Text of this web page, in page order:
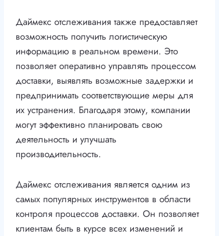
Даймекс отслеживания также предоставляет
возможность получить логистическую
информацию в реальном времени. Это
позволяет оперативно управлять процессом
доставки, выявлять возможные задержки и
предпринимать соответствующие меры для
их устранения. Благодаря этому, компании
могут эффективно планировать свою
деятельность и улучшать
производительность.
Даймекс отслеживания является одним из
самых популярных инструментов в области
контроля процессов доставки. Он позволяет
клиентам быть в курсе всех изменений и